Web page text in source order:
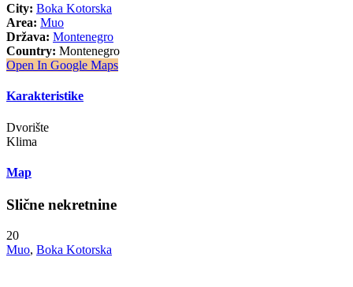
City: Boka Kotorska
Area: Muo
Država: Montenegro
Country: Montenegro
Open In Google Maps
Karakteristike
Dvorište
Klima
Map
Slične nekretnine
20
Muo, Boka Kotorska